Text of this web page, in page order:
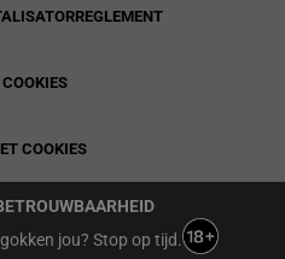
COOKIES
jou? Stop op tijd.